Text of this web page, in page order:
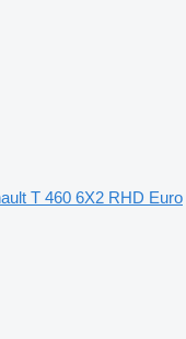
T 460 6X2 RHD Euro